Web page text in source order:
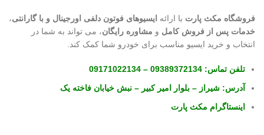
فروشگاه مکث پارت با ارائه ایسیوهای فوتون دلفی اورجینال و با گارانتی،
خدمات پس از فروش کامل و مشاوره رایگان، می تواند به شما در
انتخاب و خرید ایسیو مناسب برای خودرو شما کمک کند.
تلفن تماس: 09389372134
–
09171022134
آدرس: شیراز – بلوار امیر کبیر – نبش خیابان فاخته یک
اینستاگرام مکث پارت